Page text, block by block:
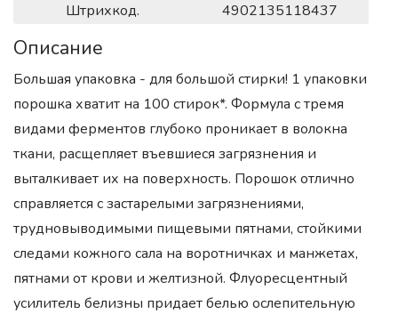
Штрихкод. 4902135118437
Описание
Большая упаковка - для большой стирки! 1 упаковки
порошка хватит на 100 стирок*. Формула с тремя
видами ферментов глубоко проникает в волокна
ткани, расщепляет въевшиеся загрязнения и
выталкивает их на поверхность. Порошок отлично
справляется с застарелыми загрязнениями,
трудновыводимыми пищевыми пятнами, стойкими
следами кожного сала на воротничках и манжетах,
пятнами от крови и желтизной. Флуоресцентный
усилитель белизны придает белью ослепительную